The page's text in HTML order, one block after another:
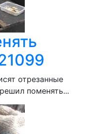
отрезанные
поменять...